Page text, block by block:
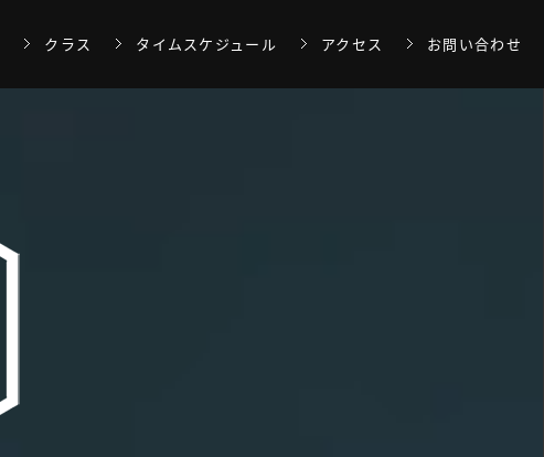
クラス タイムスケジュール アクセス お問い合わせ